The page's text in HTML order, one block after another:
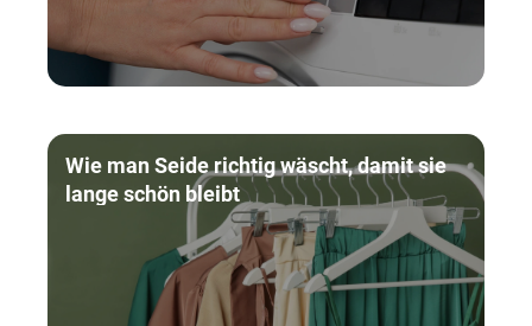
Wie man Seide richtig wäscht, damit sie
lange schön bleibt